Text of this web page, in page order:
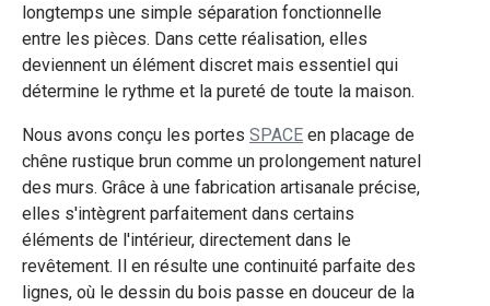
longtemps une simple séparation fonctionnelle
entre les pièces. Dans cette réalisation, elles
deviennent un élément discret mais essentiel qui
détermine le rythme et la pureté de toute la maison.
Nous avons conçu les portes SPACE en placage de
chêne rustique brun comme un prolongement naturel
des murs. Grâce à une fabrication artisanale précise,
elles s'intègrent parfaitement dans certains
éléments de l'intérieur, directement dans le
revêtement. Il en résulte une continuité parfaite des
lignes, où le dessin du bois passe en douceur de la